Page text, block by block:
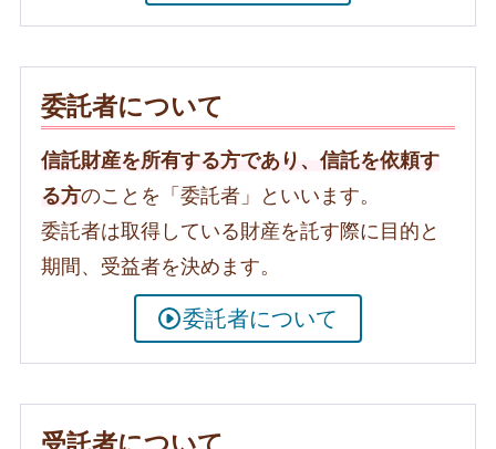
委託者について
信託財産を所有する方であり、信託を依頼す
る方のことを「委託者」といいます。
委託者は取得している財産を託す際に目的と
期間、受益者を決めます。
委託者について